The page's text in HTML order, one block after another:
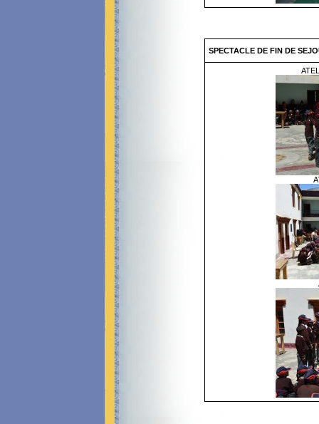
SPECTACLE DE FIN DE